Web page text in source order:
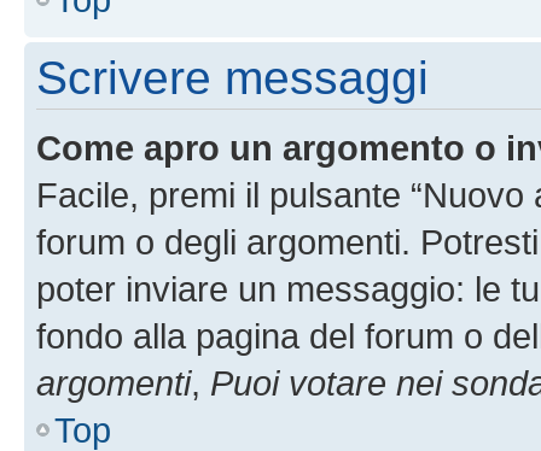
Scrivere messaggi
Come apro un argomento o
Facile, premi il pulsante
forum o degli argomenti.
poter inviare un messaggio: le
fondo alla pagina del forum o
argomenti, Puoi votare nei
Top